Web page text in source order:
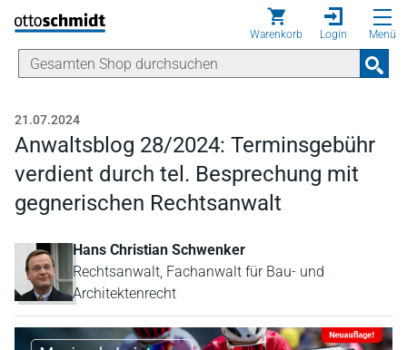
Direkt zum Inhalt
Warenkorb Login Menü
21.07.2024
Anwaltsblog 28/2024: Terminsgebühr
verdient durch tel. Besprechung mit
gegnerischen Rechtsanwalt
Hans Christian Schwenker
Rechtsanwalt, Fachanwalt für Bau- und
Architektenrecht